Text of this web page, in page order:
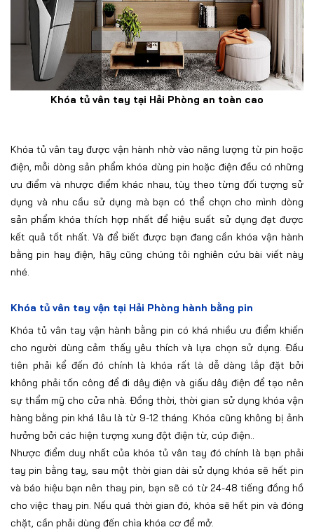
Khóa tủ vân tay tại Hải Phòng an toàn cao
Khóa tủ vân tay được vận hành nhờ vào năng lượng từ pin hoặc
điện, mỗi dòng sản phẩm khóa dùng pin hoặc điện đều có những
ưu điểm và nhược điểm khác nhau, tùy theo từng đối tượng sử
dụng và nhu cầu sử dụng mà bạn có thể chọn cho mình dòng
sản phẩm khóa thích hợp nhất để hiệu suất sử dụng đạt được
kết quả tốt nhất. Và để biết được bạn đang cần khóa vận hành
bằng pin hay điện, hãy cũng chúng tôi nghiên cứu bài viết này
nhé.
Khóa tủ vân tay vận tại Hải Phòng hành bằng pin
Khóa tủ vân tay vận hành bằng pin có khá nhiều ưu điểm khiến
cho người dùng cảm thấy yêu thích và lựa chọn sử dụng. Đầu
tiên phải kể đến đó chính là khóa rất là dễ dàng lắp đặt bởi
không phải tốn công để đi dây điện và giấu dây điện để tạo nên
sự thẩm mỹ cho cửa nhà. Đồng thời, thời gian sử dụng khóa vận
hàng bằng pin khá lâu là từ 9-12 tháng. Khóa cũng không bị ảnh
hưởng bởi các hiện tượng xung đột điện từ, cúp điện..
Nhược điểm duy nhất của khóa tủ vân tay đó chính là bạn phải
tay pin bằng tay, sau một thời gian dài sử dụng khóa sẽ hết pin
và báo hiệu bạn nên thay pin, bạn sẽ có từ 24-48 tiếng đồng hồ
cho việc thay pin. Nếu quá thời gian đó, khóa sẽ hết pin và đóng
chặt, cần phải dùng đến chìa khóa cơ để mở.